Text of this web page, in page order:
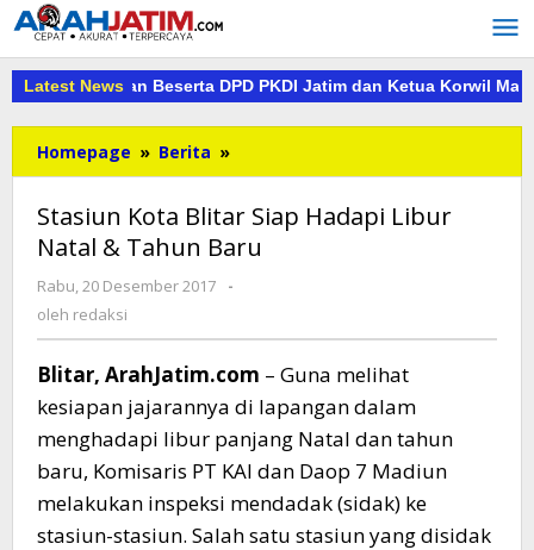
Lewati
ke
konten
Latest News
Beserta DPD PKDI Jatim dan Ketua Korwil Madura Raya,
Homepage » Berita »
Kota
Siap
Hadapi
Baru
Stasiun Kota Blitar Siap Hadapi Libur
Natal & Tahun Baru
Rabu, 20 Desember 2017
oleh
-
oleh redaksi
Blitar, ArahJatim.com – Guna melihat
kesiapan jajarannya di lapangan dalam
menghadapi libur panjang Natal dan tahun
baru, Komisaris PT KAI dan Daop 7 Madiun
melakukan inspeksi mendadak (sidak) ke
stasiun-stasiun. Salah satu stasiun yang disidak